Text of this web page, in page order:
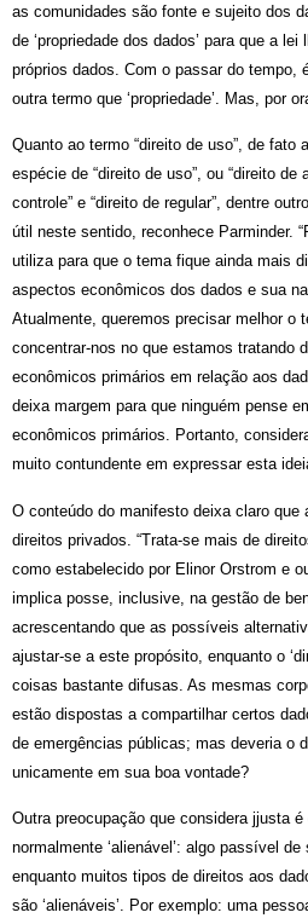
as comunidades são fonte e sujeito dos
de ‘propriedade dos dados’ para que a
próprios dados. Com o passar do tempo,
outra termo que ‘propriedade’. Mas, por
Quanto ao termo “direito de uso”, de fato
espécie de “direito de uso”, ou “direito de
controle” e “direito de regular”, dentre
útil neste sentido, reconhece Parminder.
utiliza para que o tema fique ainda mais
aspectos econômicos dos dados e sua
Atualmente, queremos precisar melhor o
concentrar-nos no que estamos tratando
econômicos primários em relação aos
deixa margem para que ninguém pense
econômicos primários. Portanto,
muito contundente em expressar esta
O conteúdo do manifesto deixa claro que
direitos privados. “Trata-se mais de
como estabelecido por Elinor Orstrom e
implica posse, inclusive, na gestão de
acrescentando que as possíveis
ajustar-se a este propósito, enquanto o
coisas bastante difusas. As mesmas
estão dispostas a compartilhar certos
de emergências públicas; mas deveria o
unicamente em sua boa vontade?
Outra preocupação que considera jjusta é
normalmente ‘alienável’: algo passível
enquanto muitos tipos de direitos aos
são ‘alienáveis’. Por exemplo: uma